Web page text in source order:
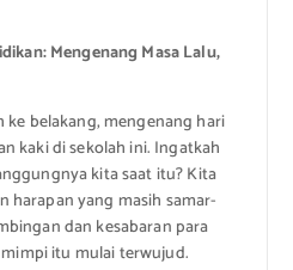
Mengenang Masa Lalu,
ke belakang, mengenang hari
kaki di sekolah ini. Ingatkah
kita saat itu? Kita
harapan yang masih samar-
dan kesabaran para
itu mulai terwujud.